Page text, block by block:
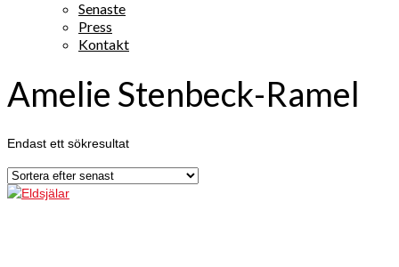
Senaste
Press
Kontakt
Amelie Stenbeck-Ramel
Endast ett sökresultat